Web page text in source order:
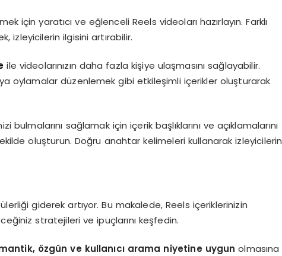
için yaratıcı ve eğlenceli Reels videoları hazırlayın. Farklı
izleyicilerin ilgisini artırabilir.
ile videolarınızın daha fazla kişiye ulaşmasını sağlayabilir.
oylamalar düzenlemek gibi etkileşimli içerikler oluşturarak
sağlamak için içerik başlıklarını ve açıklamalarını
oluşturun. Doğru anahtar kelimeleri kullanarak izleyicilerin
giderek artıyor. Bu makalede, Reels içeriklerinizin
stratejileri ve ipuçlarını keşfedin.
özgün ve kullanıcı arama niyetine uygun olmasına